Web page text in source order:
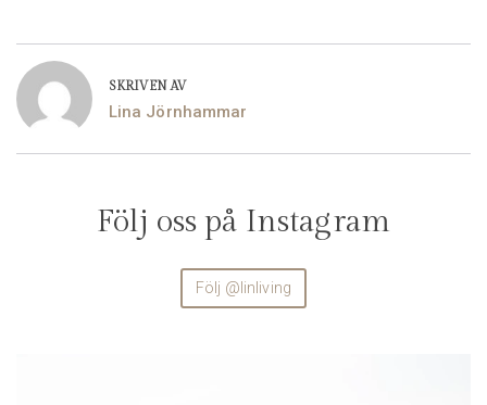
SKRIVEN AV
Lina Jörnhammar
Följ oss på Instagram
Följ @linliving